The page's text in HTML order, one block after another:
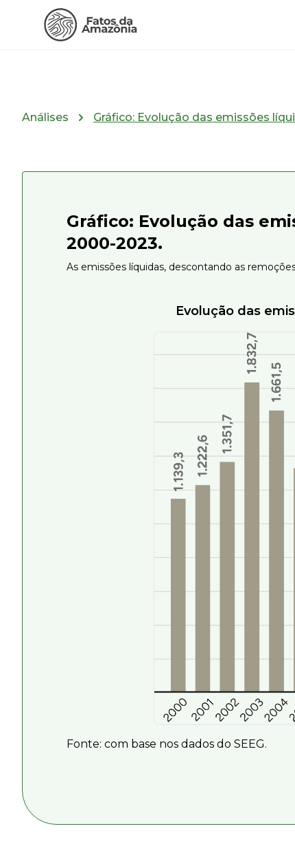
Análises Gráfico: Evolução das emissões
Gráfico: Evolução das
2000-2023.
As emissões líquidas, descontando as
Evolução das
Fonte: com base nos dados do SEEG.